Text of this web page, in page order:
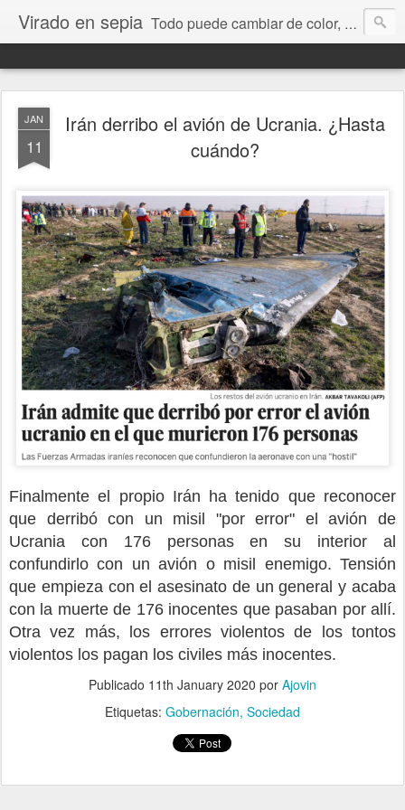
Virado en sepia Todo puede cambiar de color, depende de nosotros y de nuestra capacidad para aprender a mirar. Hablamos de sociedad, economía, empresa, política, RRHH, formación. De Historia reciente, de educación y de temas sociales.
JAN
11
Irán derribo el avión de Ucrania. ¿Hasta
cuándo?
Finalmente el propio Irán ha tenido que reconocer
que derribó con un misil "por error" el avión de
Ucrania con 176 personas en su interior al
confundirlo con un avión o misil enemigo. Tensión
que empieza con el asesinato de un general y acaba
con la muerte de 176 inocentes que pasaban por allí.
Otra vez más, los errores violentos de los tontos
violentos los pagan los civiles más inocentes.
Publicado 11th January 2020 por Ajovin
Etiquetas: Gobernación Sociedad